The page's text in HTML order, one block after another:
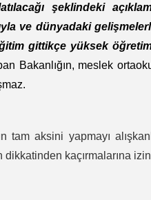
şeklindeki
ve dünyadaki
gittikçe yüksek
Bakanlığın, meslek
tam aksini yapmayı
kaçırmalarına